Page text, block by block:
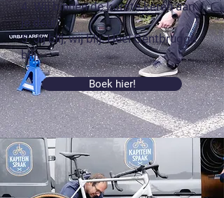
4. Wij binnen de korste keren aan
je deur.
5. Jij blij, wij blij. Heel Gentbrugge
blij.
Boek hier!